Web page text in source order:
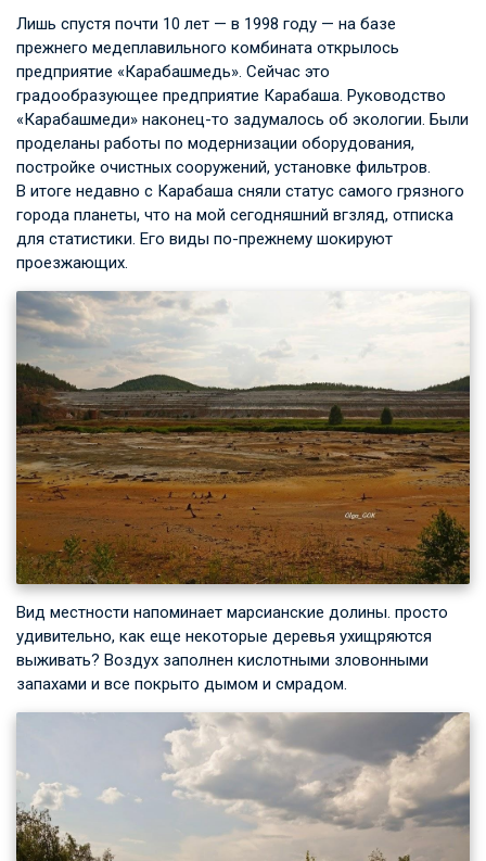
Лишь спустя почти 10 лет — в 1998 году — на базе
прежнего медеплавильного комбината открылось
предприятие «Карабашмедь». Сейчас это
градообразующее предприятие Карабаша. Руководство
«Карабашмеди» наконец-то задумалось об экологии. Были
проделаны работы по модернизации оборудования,
постройке очистных сооружений, установке фильтров.
В итоге недавно с Карабаша сняли статус самого грязного
города планеты, что на мой сегодняшний вгзляд, отписка
для статистики. Его виды по-прежнему шокируют
проезжающих.
Вид местности напоминает марсианские долины. просто
удивительно, как еще некоторые деревья ухищряются
выживать? Воздух заполнен кислотными зловонными
запахами и все покрыто дымом и смрадом.